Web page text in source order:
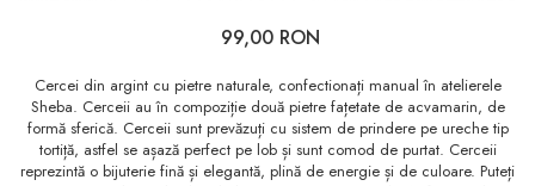
99,00 RON
Cercei din argint cu pietre naturale, confectionați manual în atelierele
Sheba. Cerceii au în compoziție două pietre fațetate de acvamarin, de
formă sferică. Cerceii sunt prevăzuți cu sistem de prindere pe ureche tip
tortiță, astfel se așază perfect pe lob și sunt comod de purtat. Cerceii
reprezintă o bijuterie fină și elegantă, plină de energie și de culoare. Puteți